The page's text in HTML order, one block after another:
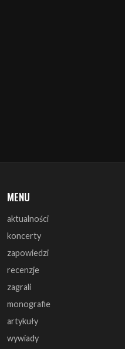
MENU
aktualności
koncerty
zapowiedzi
recenzje
zagrali
monografie
artykuły
wywiady